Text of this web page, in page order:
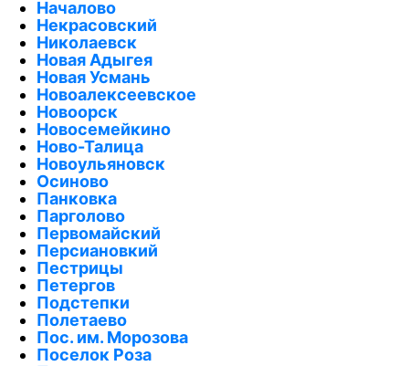
Началово
Некрасовский
Николаевск
Новая Адыгея
Новая Усмань
Новоалексеевское
Новоорск
Новосемейкино
Ново-Талица
Новоульяновск
Осиново
Панковка
Парголово
Первомайский
Персиановкий
Пестрицы
Петергов
Подстепки
Полетаево
Пос. им. Морозова
Поселок Роза